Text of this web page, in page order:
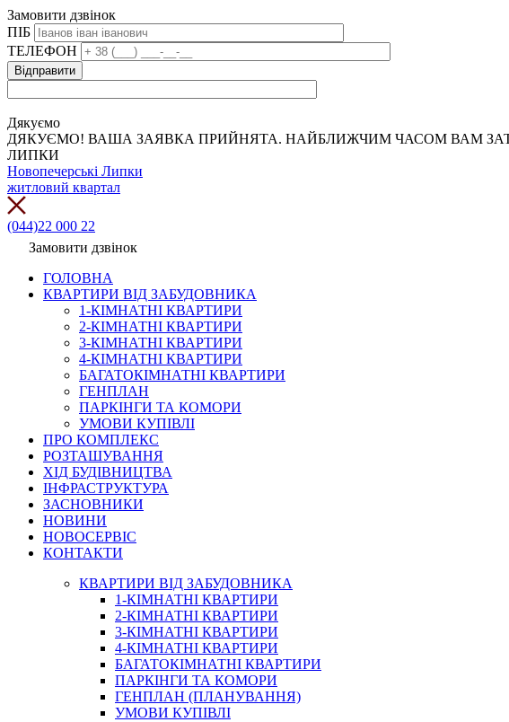
Замовити дзвінок
ПІБ
ТЕЛЕФОН
Дякуємо
ДЯКУЄМО! ВАША ЗАЯВКА ПРИЙНЯТА. НАЙБЛИЖЧИМ ЧАСОМ ВАМ
ЛИПКИ
Новопечерські Липки
житловий квартал
(044)22 000 22
Замовити дзвінок
ГОЛОВНА
КВАРТИРИ ВІД ЗАБУДОВНИКА
1-КІМНАТНІ КВАРТИРИ
2-КІМНАТНІ КВАРТИРИ
3-КІМНАТНІ КВАРТИРИ
4-КІМНАТНІ КВАРТИРИ
БАГАТОКІМНАТНІ КВАРТИРИ
ГЕНПЛАН
ПАРКІНГИ ТА КОМОРИ
УМОВИ КУПІВЛІ
ПРО КОМПЛЕКС
РОЗТАШУВАННЯ
ХІД БУДІВНИЦТВА
ІНФРАСТРУКТУРА
ЗАСНОВНИКИ
НОВИНИ
НОВОСЕРВІС
КОНТАКТИ
КВАРТИРИ ВІД ЗАБУДОВНИКА
1-КІМНАТНІ КВАРТИРИ
2-КІМНАТНІ КВАРТИРИ
3-КІМНАТНІ КВАРТИРИ
4-КІМНАТНІ КВАРТИРИ
БАГАТОКІМНАТНІ КВАРТИРИ
ПАРКІНГИ ТА КОМОРИ
ГЕНПЛАН (ПЛАНУВАННЯ)
УМОВИ КУПІВЛІ